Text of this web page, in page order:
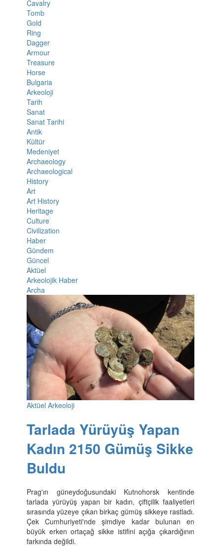
Cavalry
Tomb
Gold
Ring
Dagger
Armour
Treasure
Horse
Bulgaria
Arkeoloji
Tarih
Sanat
Sanat Tarihi
Antik
Kültür
Medeniyet
Archaeology
Archaeological
History
Art
Art History
Heritage
Culture
Civilization
Haber
Gündem
Güncel
Aktüel
Arkeolojik Haber
Archa
Aktüel Arkeoloji
Tarlada Yürüyüş Yapan
Kadın 2150 Gümüş Sikke
Buldu
Prag'ın güneydoğusundaki Kutnohorsk kentinde
tarlada yürüyüş yapan bir kadın, çiftçilik faaliyetleri
sırasında yüzeye çıkan birkaç gümüş sikkeye rastladı.
Çek Cumhuriyeti'nde şimdiye kadar bulunan en
büyük erken ortaçağ sikke istifini açığa çıkardığının
farkında değildi.